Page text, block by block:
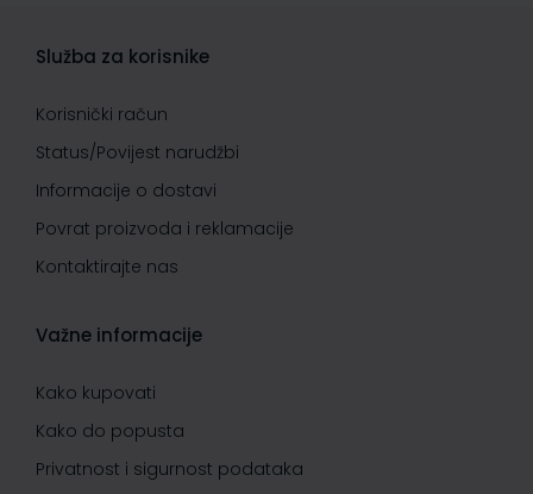
Služba za korisnike
Korisnički račun
Status/Povijest narudžbi
Informacije o dostavi
Povrat proizvoda i reklamacije
Kontaktirajte nas
Važne informacije
Kako kupovati
Kako do popusta
Privatnost i sigurnost podataka